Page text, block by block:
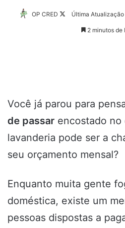
OP CRED
Follow
Última
2 minutos de
Você já parou para
de passar encostado no
lavanderia pode ser a
seu orçamento mensal?
Enquanto muita gente
doméstica, existe um
pessoas dispostas a